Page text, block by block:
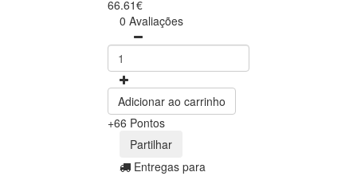
66.61€
0 Avaliações
Adicionar ao carrinho
+66 Pontos
Partilhar
Entregas para